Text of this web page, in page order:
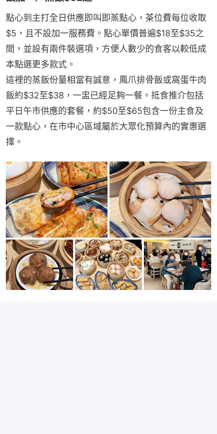
點心到主打全日供應即叫即蒸點心，茶位費每位收取
$5，且不設加一服務費。點心單價普遍$18至$35之
間，並設有兩件裝選項，方便人數少的食客以較低成
本點選更多款式。
這裡的蒸飯份量相當有誠意，鳳爪排骨飯或窩蛋牛肉
飯約$32至$38，一盅已經足夠一餐。抵食推介包括
平日午市供應的套餐，約$50至$65包含一份主食及
一款點心，在市中心區域屬於大眾化預算內的實惠選
擇。